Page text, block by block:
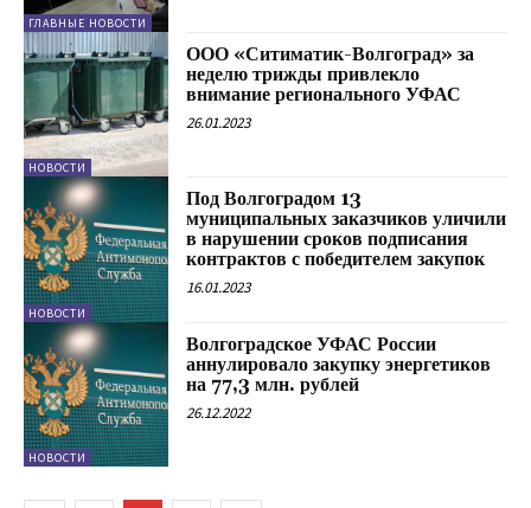
ГЛАВНЫЕ НОВОСТИ
НОВОСТИ
ООО «Ситиматик-Волгоград» за
неделю трижды привлекло
внимание регионального УФАС
26.01.2023
НОВОСТИ
Под Волгоградом 13
муниципальных заказчиков уличили
в нарушении сроков подписания
контрактов с победителем закупок
16.01.2023
НОВОСТИ
Волгоградское УФАС России
аннулировало закупку энергетиков
на 77,3 млн. рублей
26.12.2022